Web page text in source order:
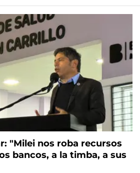
"Milei nos roba recursos
bancos, a la timba, a sus